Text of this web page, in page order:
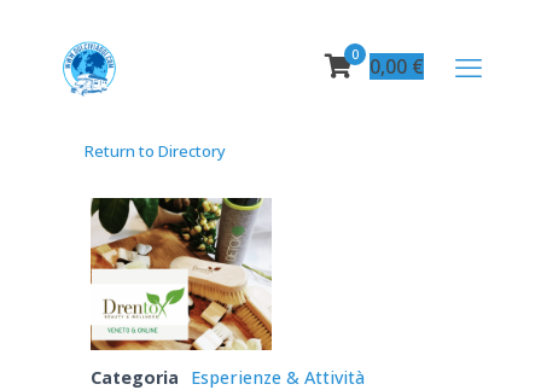
0 0,00 €
Return to Directory
Categoria
Esperienze & Attività